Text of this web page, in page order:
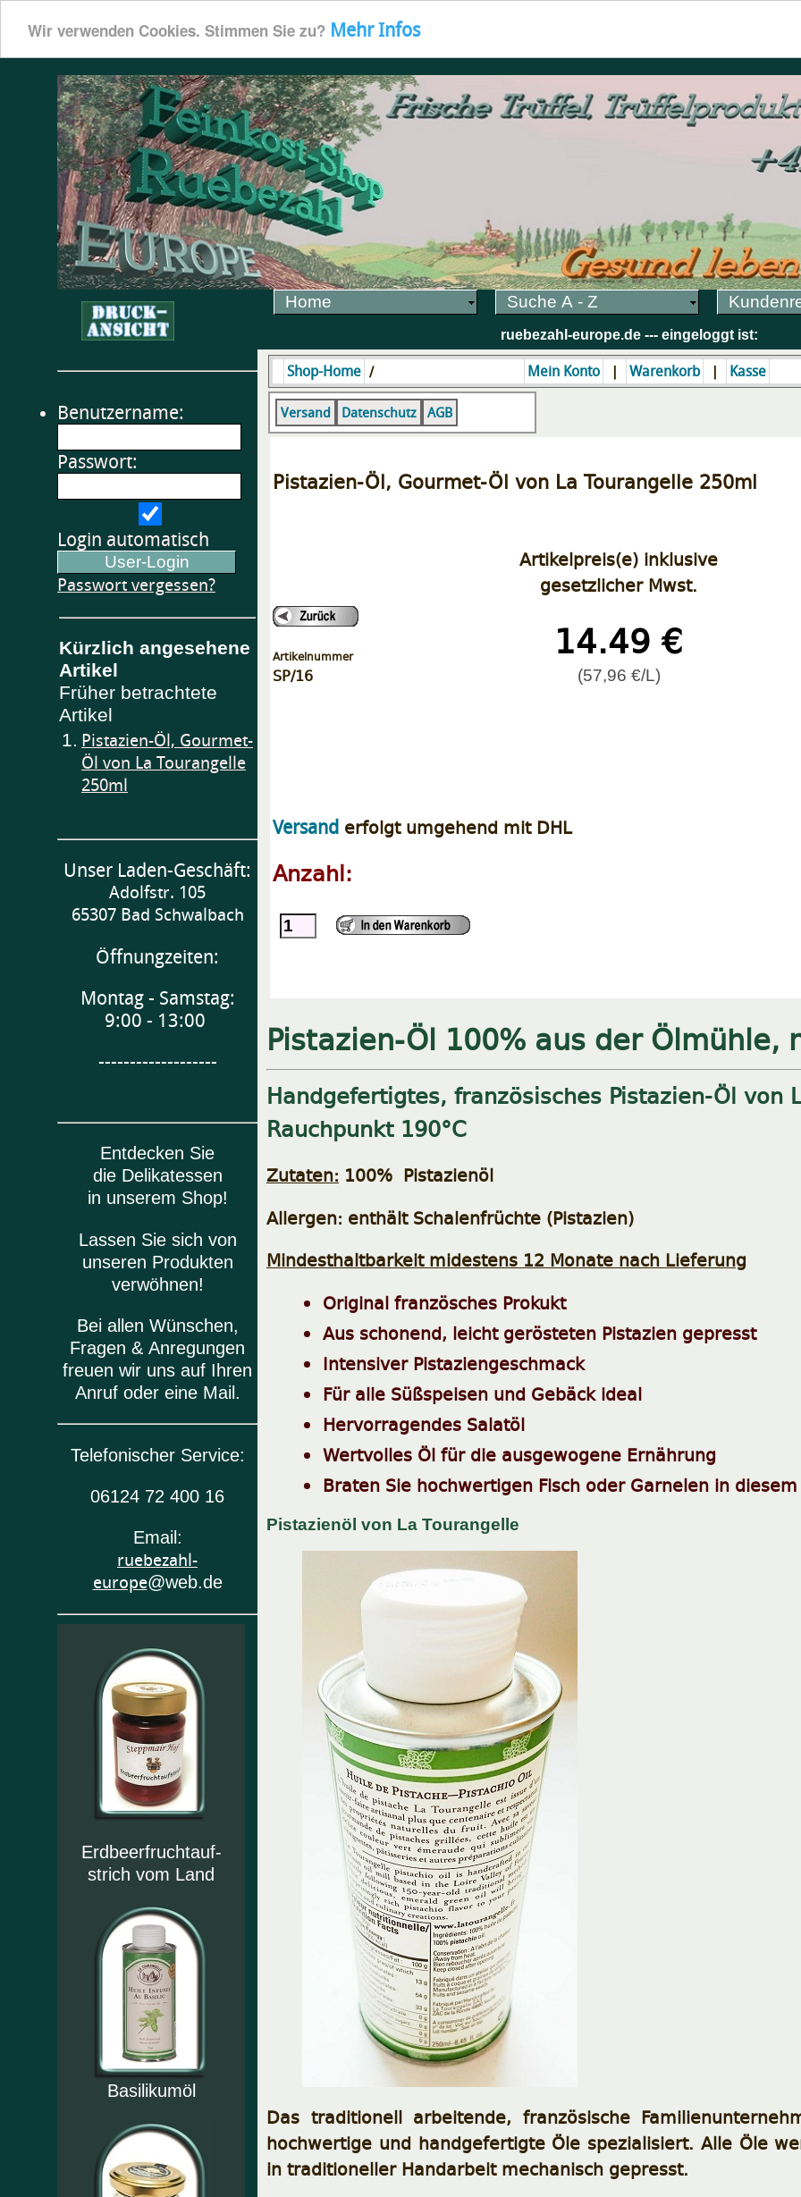
Wir verwenden Cookies. Stimmen Sie zu? Mehr Infos
Home Suche A - Z
ruebezahl-europe.de --- eingeloggt ist:
Benutzername:
Passwort:
Login automatisch
Passwort vergessen?
Kürzlich angesehene
Artikel
Früher betrachtete
Artikel
1. Pistazien-Öl, Gourmet-
Öl von La Tourangelle
250ml
Unser Laden-Geschäft:
Adolfstr. 105
65307 Bad Schwalbach
Öffnungzeiten:
Montag - Samstag:
9:00 - 13:00
-------------------
Entdecken Sie
die Delikatessen
in unserem Shop!
Lassen Sie sich von
unseren Produkten
verwöhnen!
Bei allen Wünschen,
Fragen & Anregungen
freuen wir uns auf Ihren
Anruf oder eine Mail.
Telefonischer Service:
06124 72 400 16
Email:
ruebezahl-
europe@web.de
Erdbeerfruchtauf-
strich vom Land
Basilikumöl
Shop-Home / Mein Konto | Warenkorb | Kasse
Versand Datenschutz AGB
Pistazien-Öl, Gourmet-Öl von La Tourangelle 250ml
Artikelnummer
SP/16
Artikelpreis(e) inklusive
gesetzlicher Mwst.
14.49 €
(57,96 €/L)
Versand erfolgt umgehend mit DHL
Anzahl:
Pistazien-Öl 100% aus der Ölmühle,
Handgefertigtes, französisches Pistazien-Öl von
Rauchpunkt 190°C
Zutaten: 100% Pistazienöl
Allergen: enthält Schalenfrüchte (Pistazien)
Mindesthaltbarkeit midestens 12 Monate nach Lieferung
Original französches Prokukt
Aus schonend, leicht gerösteten Pistazien gepresst
Intensiver Pistaziengeschmack
Für alle Süßspeisen und Gebäck ideal
Hervorragendes Salatöl
Wertvolles Öl für die ausgewogene Ernährung
Braten Sie hochwertigen Fisch oder Garnelen in
Pistazienöl von La Tourangelle
Das traditionell arbeitende, französische
hochwertige und handgefertigte Öle spezialisiert. Alle Öle
in traditioneller Handarbeit mechanisch gepresst.